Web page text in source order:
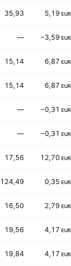
35,93 5,19 EUR
— −3,59 EUR
15,14 6,87 EUR
15,14 6,87 EUR
— −0,31 EUR
— −0,31 EUR
17,56 12,70 EUR
124,49 0,35 EUR
16,50 2,79 EUR
19,56 4,17 EUR
19,84 4,17 EUR